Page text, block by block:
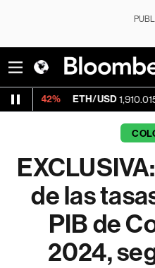
ETH/USD 1,910.015 -0.30%
de las
PIB de
2024,